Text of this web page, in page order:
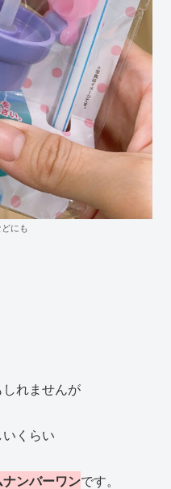
にも
れませんが
くらい
ンバーワンです。